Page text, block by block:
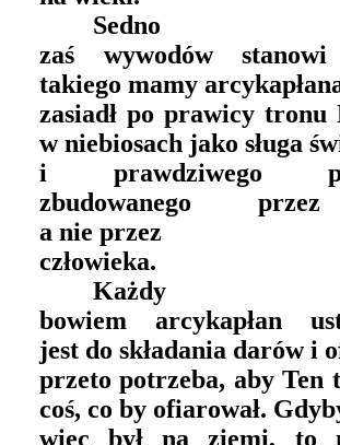
Sedno
zaś wywodów
takiego mamy
zasiadł po prawicy tronu
w niebiosach jako sługa
i prawdziwego
zbudowanego
a nie przez
człowieka.
Każdy
bowiem arcykapłan
jest do składania darów i
przeto potrzeba, aby Ten
coś, co by ofiarował.
więc był na ziemi, to